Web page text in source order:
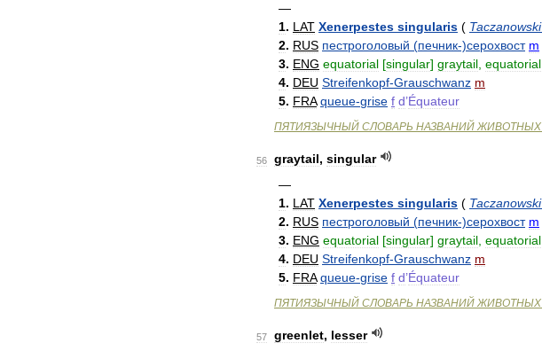
—
1. LAT Xenerpestes singularis ( Taczanowski
2. RUS пестроголовый (печник-)серохвост m
3. ENG equatorial [singular] graytail equatorial
4. DEU Streifenkopf-Grauschwanz m
5. FRA queue-grise f d’Équateur
ПЯТИЯЗЫЧНЫЙ СЛОВАРЬ НАЗВАНИЙ ЖИВОТНЫХ
56 graytail, singular
—
1. LAT Xenerpestes singularis ( Taczanowski
2. RUS пестроголовый (печник-)серохвост m
3. ENG equatorial [singular] graytail equatorial
4. DEU Streifenkopf-Grauschwanz m
5. FRA queue-grise f d’Équateur
ПЯТИЯЗЫЧНЫЙ СЛОВАРЬ НАЗВАНИЙ ЖИВОТНЫХ
57 greenlet, lesser